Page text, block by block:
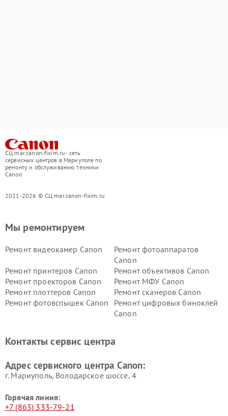
СЦ mar.canon-fixim.ru - сеть
сервисных центров в Мариуполе по
ремонту и обслуживанию техники
Canon
2021-2026 © СЦ mar.canon-fixim.ru
Мы ремонтируем
Ремонт видеокамер Canon
Ремонт фотоаппаратов
Canon
Ремонт принтеров Canon
Ремонт объективов Canon
Ремонт проекторов Canon
Ремонт МФУ Canon
Ремонт плоттеров Canon
Ремонт сканеров Canon
Ремонт фотовспышек Canon
Ремонт цифровых биноклей
Canon
Контакты сервис центра
Адрес сервисного центра Canon:
г. Мариуполь, Володарское шоссе, 4
Горячая линия:
+7 (863) 333-79-21